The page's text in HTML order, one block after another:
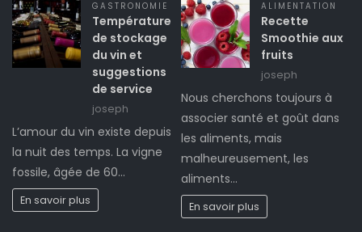
GASTRONOMIE
Température
de stockage
du vin et
suggestions
de service
joseph
L’amour du vin existe depuis
la nuit des temps. La vigne
fossile, âgée de 60…
En savoir plus
ALIMENTATION
Recette
Smoothie aux
fruits
joseph
Nous cherchons toujours à
associer santé et goût dans
les aliments, mais
malheureusement, les
aliments…
En savoir plus